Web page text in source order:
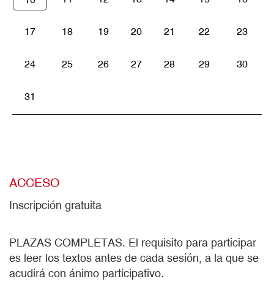
17 18 19 20 21 22 23
24 25 26 27 28 29 30
31
ACCESO
Inscripción gratuita
PLAZAS COMPLETAS. El requisito para participar
es leer los textos antes de cada sesión, a la que se
acudirá con ánimo participativo.